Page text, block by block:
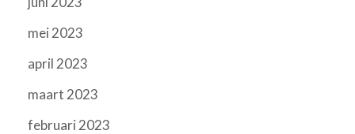
mei 2023
april 2023
maart 2023
februari 2023